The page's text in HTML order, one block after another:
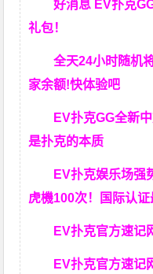
好消息 EV扑克
礼包！
全天24小时随机
家余额!快体验吧
EV扑克GG全新
是扑克的本质
EV扑克娱乐场强
虎機100次！国际认证
EV扑克官方速记
EV扑克官方速记